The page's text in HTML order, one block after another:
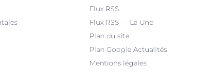
Flux RSS
Flux RSS — La Une
Plan du site
Plan Google Actualités
Mentions légales